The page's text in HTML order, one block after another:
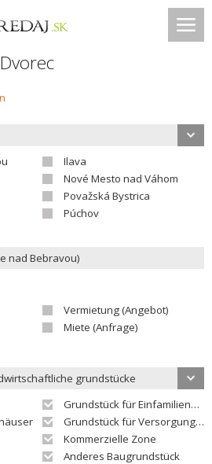
Ilava
Nové Mesto nad Váhom
Považská Bystrica
Púchov
Vermietung (Angebot)
Miete (Anfrage)
grundstücke
Grundstück für Einfamilienhäuser
Grundstück für Versorgungseinrichtungen
Kommerzielle Zone
Anderes Baugrundstück